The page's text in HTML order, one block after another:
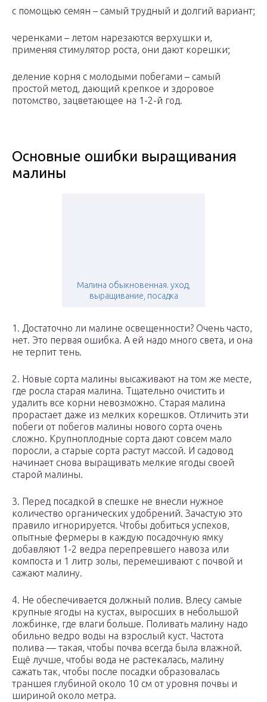
с помощью семян – самый трудный и долгий вариант;
черенками – летом нарезаются верхушки и,
применяя стимулятор роста, они дают корешки;
деление корня с молодыми побегами – самый
простой метод, дающий крепкое и здоровое
потомство, зацветающее на 1-2-й год.
Основные ошибки выращивания
малины
Малина обыкновенная. уход,
выращивание, посадка
1. Достаточно ли малине освещенности? Очень часто,
нет. Это первая ошибка. А ей надо много света, и она
не терпит тень.
2. Новые сорта малины высаживают на том же месте,
где росла старая малина. Тщательно очистить и
удалить все корни невозможно. Старая малина
прорастает даже из мелких корешков. Отличить эти
побеги от побегов малины нового сорта очень
сложно. Крупноплодные сорта дают совсем мало
поросли, а старые сорта растут массой. И садовод
начинает снова выращивать мелкие ягоды своей
старой малины.
3. Перед посадкой в спешке не внесли нужное
количество органических удобрений. Зачастую это
правило игнорируется. Чтобы добиться успехов,
опытные фермеры в каждую посадочную ямку
добавляют 1-2 ведра перепревшего навоза или
компоста и 1 литр золы, перемешивают с почвой и
сажают малину.
4. Не обеспечивается должный полив. Влесу самые
крупные ягоды на кустах, выросших в небольшой
ложбинке, где влаги больше. Поливать малину надо
обильно ведро воды на взрослый куст. Частота
полива — такая, чтобы почва всегда была влажной.
Ещё лучше, чтобы вода не растекалась, малину
сажать так, чтобы после посадки образовалась
траншея глубиной около 10 см от уровня почвы и
шириной около метра.